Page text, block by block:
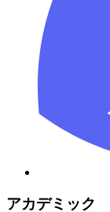
アカデミック